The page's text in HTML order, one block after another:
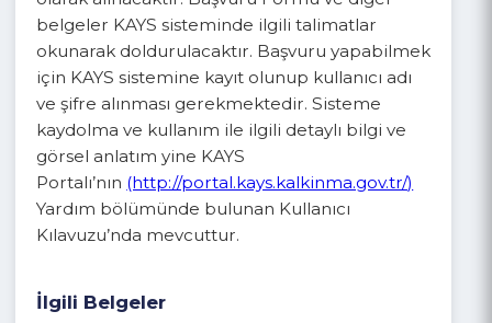
öncelikle Kalkınma Ajansları Yönetim Sistemi
(KAYS) üzerinden
(https://kaysuygulama.kalkinma.gov.tr) online
olarak alınacaktır. Başvuru Formu ve diğer
belgeler KAYS sisteminde ilgili talimatlar
okunarak doldurulacaktır. Başvuru yapabilmek
için KAYS sistemine kayıt olunup kullanıcı adı
ve şifre alınması gerekmektedir. Sisteme
kaydolma ve kullanım ile ilgili detaylı bilgi ve
Portalı’nın(http://portal.kays.kalkinma.gov.tr/)